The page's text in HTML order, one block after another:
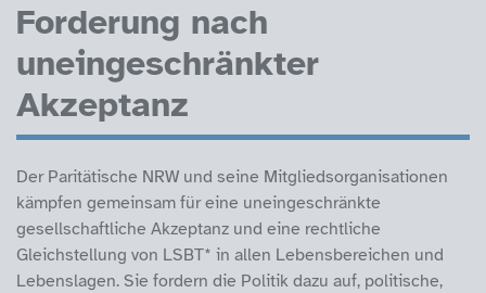
Forderung nach
uneingeschränkter
Akzeptanz
Der Paritätische NRW und seine Mitgliedsorganisationen
kämpfen gemeinsam für eine uneingeschränkte
gesellschaftliche Akzeptanz und eine rechtliche
Gleichstellung von LSBT* in allen Lebensbereichen und
Lebenslagen. Sie fordern die Politik dazu auf, politische,